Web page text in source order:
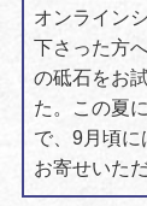
オンライン
下さった方
の砥石をお
た。
この夏
で、 9月頃に
お寄せいた